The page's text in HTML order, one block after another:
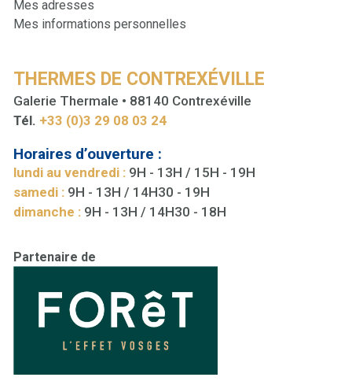
Mes adresses
Mes informations personnelles
THERMES DE CONTREXÉVILLE
Galerie Thermale • 88140 Contrexéville
Tél. +33 (0)3 29 08 03 24
Horaires d’ouverture :
lundi au vendredi : 9H - 13H / 15H - 19H
samedi : 9H - 13H / 14H30 - 19H
dimanche : 9H - 13H / 14H30 - 18H
Partenaire de